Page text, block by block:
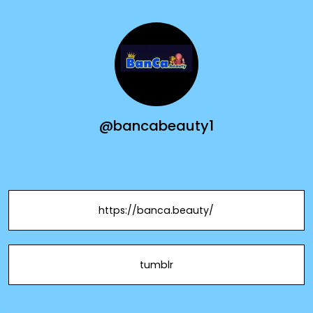
@bancabeauty1
https://banca.beauty/
tumblr